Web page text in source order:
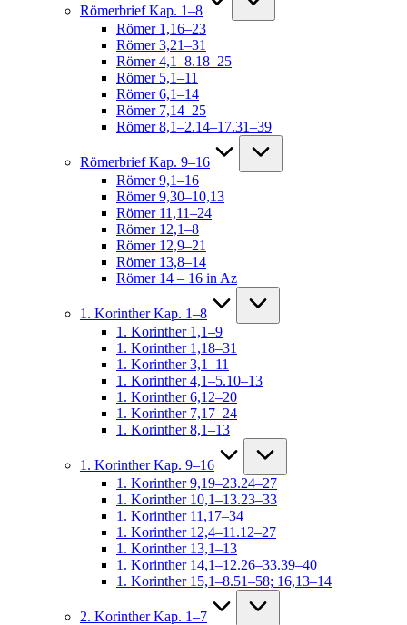
Römerbrief Kap. 1–8
Römer 1,16–23
Römer 3,21–31
Römer 4,1–8.18–25
Römer 5,1–11
Römer 6,1–14
Römer 7,14–25
Römer 8,1–2.14–17.31–39
Römerbrief Kap. 9–16
Römer 9,1–16
Römer 9,30–10,13
Römer 11,11–24
Römer 12,1–8
Römer 12,9–21
Römer 13,8–14
Römer 14 – 16 in Az
1. Korinther Kap. 1–8
1. Korinther 1,1–9
1. Korinther 1,18–31
1. Korinther 3,1–11
1. Korinther 4,1–5.10–13
1. Korinther 6,12–20
1. Korinther 7,17–24
1. Korinther 8,1–13
1. Korinther Kap. 9–16
1. Korinther 9,19–23.24–27
1. Korinther 10,1–13.23–33
1. Korinther 11,17–34
1. Korinther 12,4–11.12–27
1. Korinther 13,1–13
1. Korinther 14,1–12.26–33.39–40
1. Korinther 15,1–8.51–58; 16,13–14
2. Korinther Kap. 1–7